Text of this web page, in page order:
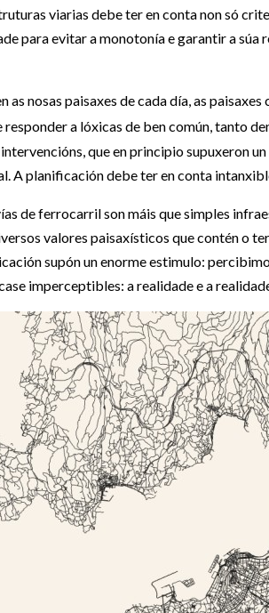
viarias debe ter en conta non só
para evitar a monotonía e garantir a
as nosas paisaxes de cada día, as
responder a lóxicas de ben común, tanto
que en principio supuxeron
A planificación debe ter en conta
de ferrocarril son máis que simples
valores paisaxísticos que contén o
supón un enorme estimulo:
imperceptibles: a realidade e a